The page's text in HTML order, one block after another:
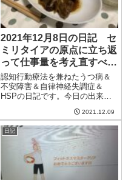
2021年12月8日の日記 セ
ミリタイアの原点に立ち返
って仕事量を考え直すべき
か
認知行動療法を兼ねたうつ病＆
不安障害＆自律神経失調症＆
HSPの日記です。今日の出来事
本降りの雨で、気温が上がら
ず、肌寒い一日だった。ただ、
久しぶりに湿度が低くなく、加
湿器が必要ない日でもあった。
たまには雨が降らな...
2021.12.09
日記